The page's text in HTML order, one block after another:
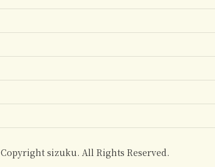
Copyright sizuku. All Rights Reserved.